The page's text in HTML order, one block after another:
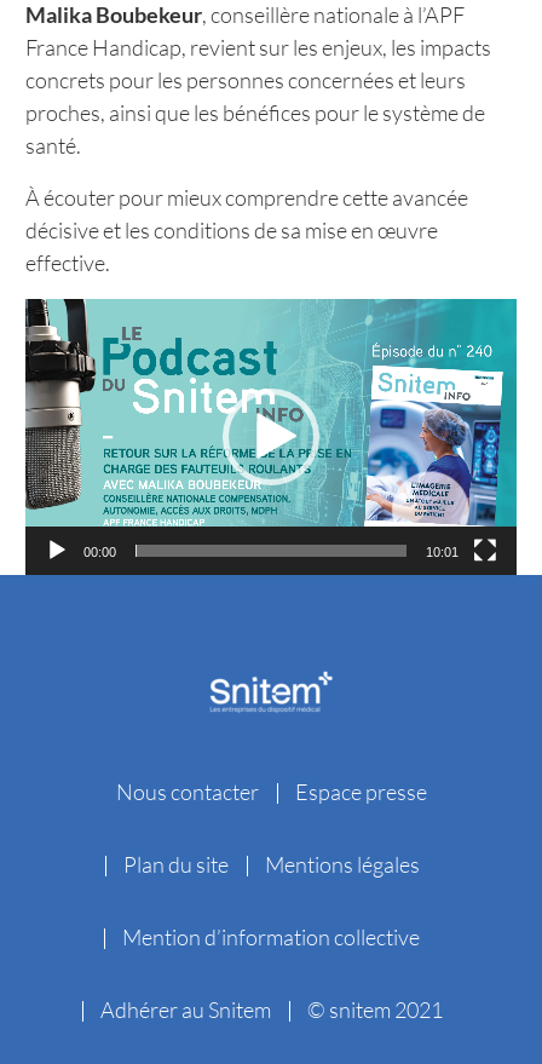
Malika Boubekeur, conseillère nationale à l’APF
France Handicap, revient sur les enjeux, les impacts
concrets pour les personnes concernées et leurs
proches, ainsi que les bénéfices pour le système de
santé.
À écouter pour mieux comprendre cette avancée
décisive et les conditions de sa mise en œuvre
effective.
Lecteur
vidéo
00:00 10:01
Nous contacter Espace presse
Plan du site Mentions légales
Mention d’information collective
Adhérer au Snitem © snitem 2021